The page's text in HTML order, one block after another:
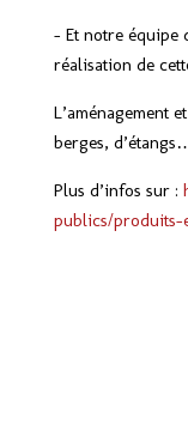
– Et notre équipe
réalisation de
L’aménagement
berges,
Plus d’infos sur :
publics/produits-